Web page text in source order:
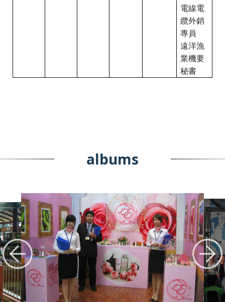
電線電
纜外銷
專員
遠洋漁
業機要
秘書
albums